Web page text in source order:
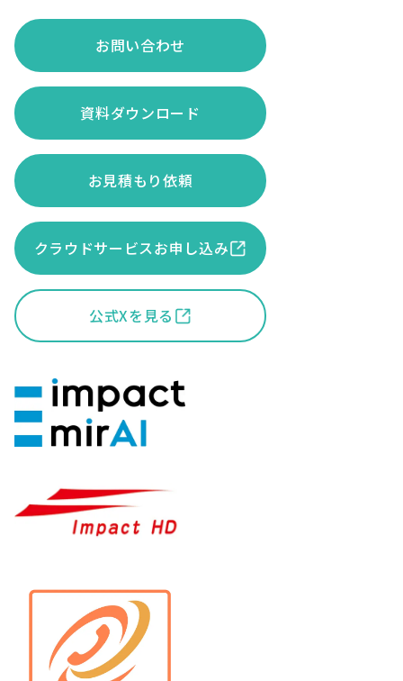
お問い合わせ
資料ダウンロード
お見積もり依頼
クラウドサービスお申し込み
公式Xを見る